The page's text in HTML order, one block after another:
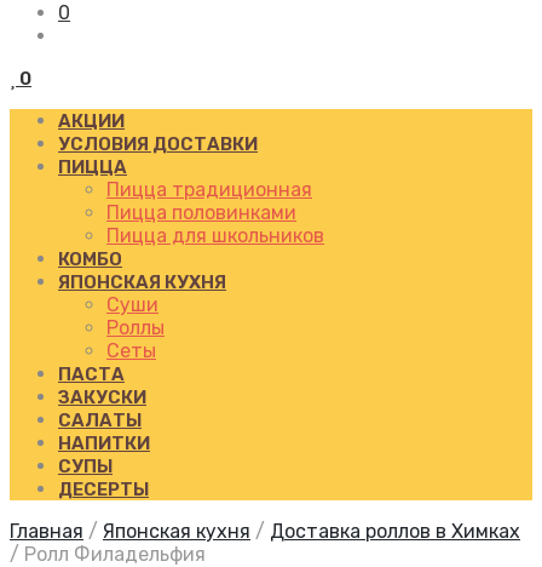
0
0
АКЦИИ
УСЛОВИЯ ДОСТАВКИ
ПИЦЦА
Пицца традиционная
Пицца половинками
Пицца для школьников
КОМБО
ЯПОНСКАЯ КУХНЯ
Суши
Роллы
Сеты
ПАСТА
ЗАКУСКИ
САЛАТЫ
НАПИТКИ
СУПЫ
ДЕСЕРТЫ
Главная / Японская кухня / Доставка роллов в Химках
/ Ролл Филадельфия